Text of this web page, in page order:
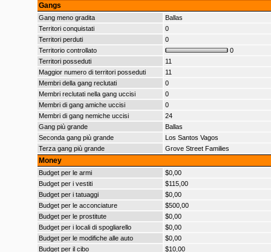
Gangs
Gang meno gradita
Ballas
Territori conquistati
0
Territori perduti
0
Territorio controllato
0
Territori posseduti
11
Maggior numero di territori posseduti
11
Membri della gang reclutati
0
Membri reclutati nella gang uccisi
0
Membri di gang amiche uccisi
0
Membri di gang nemiche uccisi
24
Gang più grande
Ballas
Seconda gang più grande
Los Santos Vagos
Terza gang più grande
Grove Street Families
Money
Budget per le armi
$0,00
Budget per i vestiti
$115,00
Budget per i tatuaggi
$0,00
Budget per le acconciature
$500,00
Budget per le prostitute
$0,00
Budget per i locali di spogliarello
$0,00
Budget per le modifiche alle auto
$0,00
Budget per il cibo
$10,00